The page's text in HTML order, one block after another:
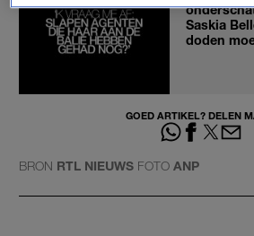
Saskia
doden
GOED ARTIKEL? DELEN
BRON RTL NIEUWS FOTO ANP